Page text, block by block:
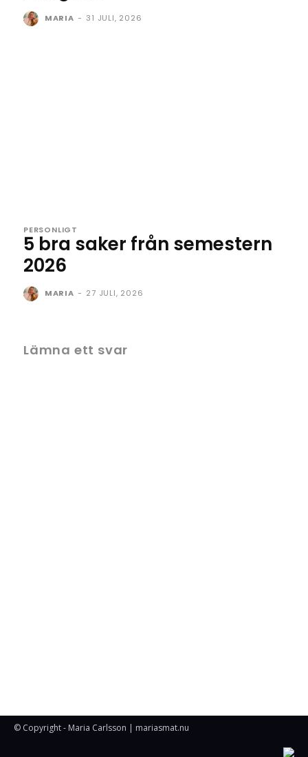
MARIA - 31 JULI, 2026
PERSONLIGT
5 bra saker från semestern
2026
MARIA - 27 JULI, 2026
Lämna ett svar
© Copyright - Maria Carlsson | mariasmat.nu